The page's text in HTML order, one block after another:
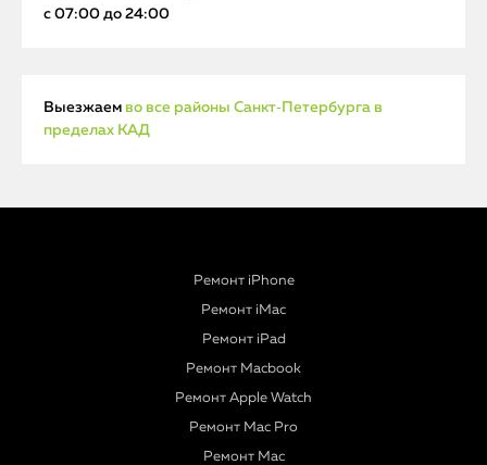
с 07:00 до 24:00
Выезжаем во все районы Санкт‑Петербурга в
пределах КАД
Ремонт iPhone
Ремонт iMac
Ремонт iPad
Ремонт Macbook
Ремонт Apple Watch
Ремонт Mac Pro
Ремонт Mac